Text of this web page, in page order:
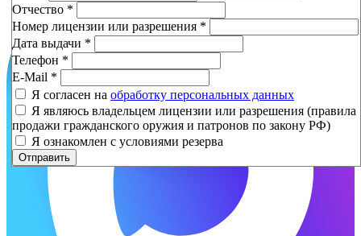
Отчество *
Номер лицензии или разрешения *
Дата выдачи *
Телефон *
E-Mail *
Я согласен на обработку персональных данных
Я являюсь владельцем лицензии или разрешения (правила
продажи гражданского оружия и патронов по закону РФ)
Я ознакомлен с условиями резерва
Отправить